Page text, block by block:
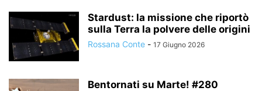
Stardust: la missione che riportò
sulla Terra la polvere delle origini
Rossana Conte - 17 Giugno 2026
Bentornati su Marte! #280